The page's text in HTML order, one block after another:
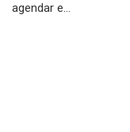
agendar e...